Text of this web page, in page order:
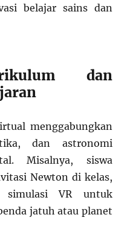
belajar sains dan
dan
menggabungkan
dan astronomi
Misalnya, siswa
Newton di kelas,
simulasi VR untuk
jatuh atau planet